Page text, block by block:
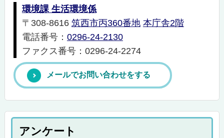
環境課 生活環境係
〒308-8616 筑西市丙360番地 本庁舎2階
電話番号： 0296-24-2130
ファクス番号：0296-24-2274
メールでお問い合わせをする
アンケート